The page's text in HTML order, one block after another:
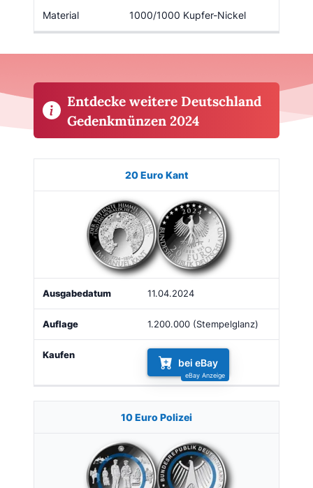
Material 1000/1000 Kupfer-Nickel
Entdecke weitere Deutschland
Gedenkmünzen 2024
Ausgabe Auflage
20 Euro Kant
11.04.2024
1.200.000 (Stempelglanz)
bei eBay
10 Euro Polizei